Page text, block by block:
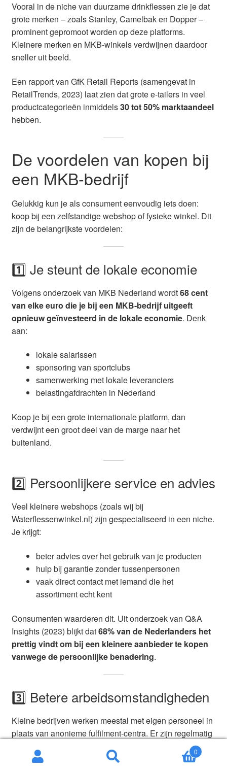
Vooral in de niche van duurzame drinkflessen zie je dat
grote merken – zoals Stanley, Camelbak en Dopper –
prominent gepromoot worden op deze platforms.
Kleinere merken en MKB-winkels verdwijnen daardoor
sneller uit beeld.
Een rapport van GfK Retail Reports (samengevat in
RetailTrends, 2023) laat zien dat grote e-tailers in veel
productcategorieën inmiddels30 tot 50% marktaandeel
hebben.
De voordelen van kopen bij
een MKB-bedrijf
Gelukkig kun je als consument eenvoudig iets doen:
koop bij een zelfstandige webshop of fysieke winkel. Dit
zijn de belangrijkste voordelen:
1️⃣ Je steunt de lokale economie
Volgens onderzoek van MKB Nederland wordt68 cent
van elke euro die je bij een MKB-bedrijf uitgeeft
opnieuw geïnvesteerd in de lokale economie. Denk
aan:
lokale salarissen
sponsoring van sportclubs
samenwerking met lokale leveranciers
belastingafdrachten in Nederland
Koop je bij een grote internationale platform, dan
verdwijnt een groot deel van de marge naar het
buitenland.
2️⃣ Persoonlijkere service en advies
Veel kleinere webshops (zoals wij bij
Waterflessenwinkel.nl) zijn gespecialiseerd in een niche.
Je krijgt:
beter advies over het gebruik van je producten
hulp bij garantie zonder tussenpersonen
vaak direct contact met iemand die het
assortiment echt kent
Consumenten waarderen dit. Uit onderzoek van Q&A
Insights (2023) blijkt dat68% van de Nederlanders het
prettig vindt om bij een kleinere aanbieder te kopen
vanwege de persoonlijke benadering.
3️⃣ Betere arbeidsomstandigheden
Kleine bedrijven werken meestal met eigen personeel in
plaats van anonieme fulfilment-centra. Er zijn regelmatig
berichten over slechte arbeidsomstandigheden bij grote
logistieke hubs (NOS, 2022). Door lokaal te kopen help
Zoeken
0